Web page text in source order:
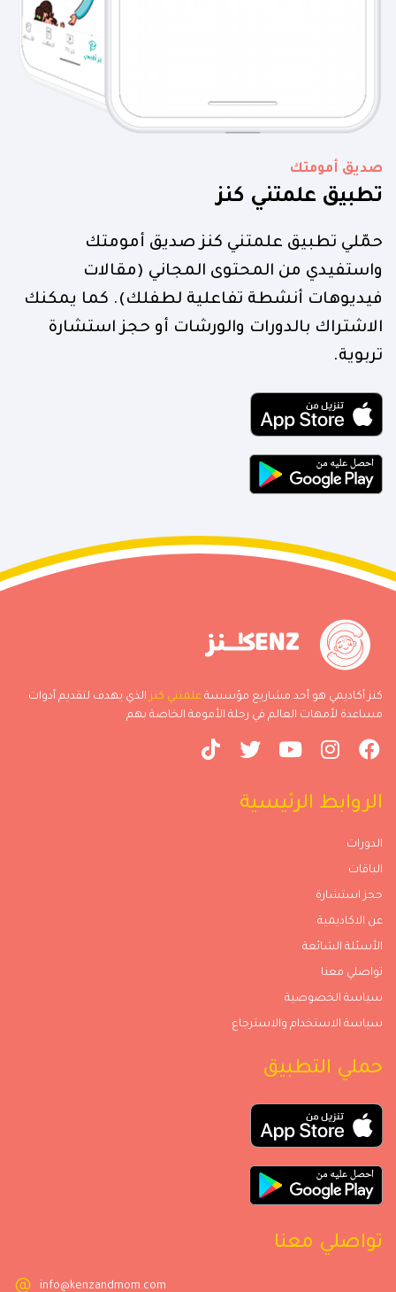
صديق أمومتك
تطبيق علمتني كنز
حمّلي تطبيق علمتني كنز صديق أمومتك
واستفيدي من المحتوى المجاني (مقالات
فيديوهات أنشطة تفاعلية لطفلك). كما يمكنك
الاشتراك بالدورات والورشات أو حجز استشارة
تربوية.
كنز أكاديمي هو أحد مشاريع مؤسسة علمتني كنز الذي يهدف لتقديم أدوات
مساعدة لأمهات العالم في رحلة الأمومة الخاصة بهم
الروابط الرئيسية
الدورات
الباقات
حجز استشارة
عن الاكاديمية
الأسئلة الشائعة
تواصلي معنا
سياسة الخصوصية
سياسة الاستخدام والاسترجاع
حملي التطبيق
تواصلي معنا
info@kenzandmom.com